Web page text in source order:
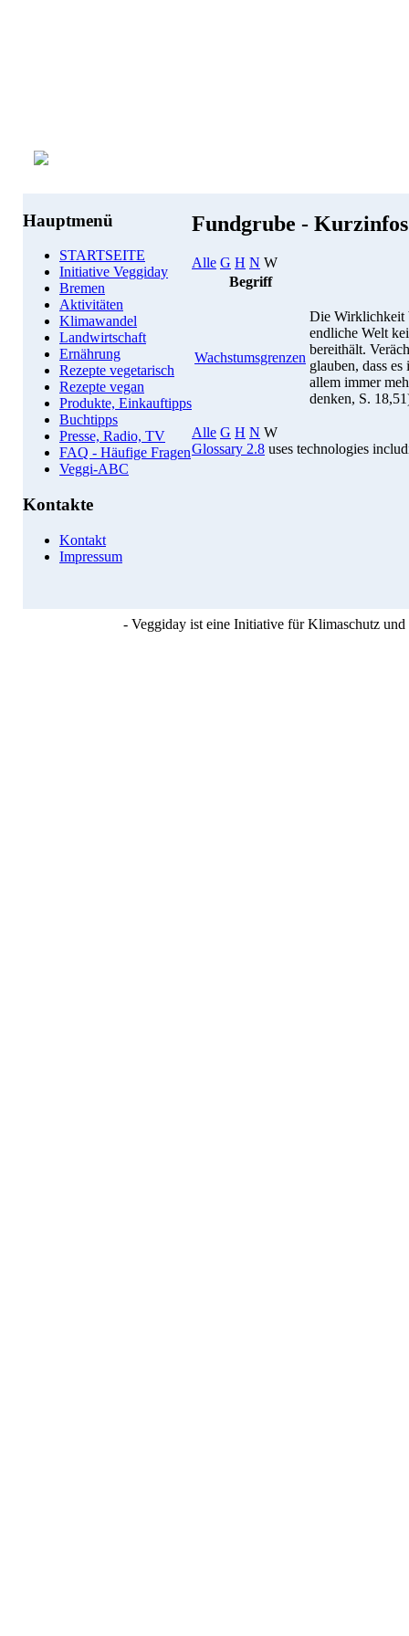
Hauptmenü
STARTSEITE
Initiative Veggiday
Bremen
Aktivitäten
Klimawandel
Landwirtschaft
Ernährung
Rezepte vegetarisch
Rezepte vegan
Produkte, Einkauftipps
Buchtipps
Presse, Radio, TV
FAQ - Häufige Fragen
Veggi-ABC
Kontakte
Kontakt
Impressum
Fundgrube -
Alle G H N W
Begriff
Wachstumsgrenzen
Die Wirklichkeit
endliche Welt
bereithält.
glauben, dass
allem immer
denken, S.
Alle G H N W
Glossary 2.8 uses technologies
- Veggiday ist eine Initiative für Klimaschutz